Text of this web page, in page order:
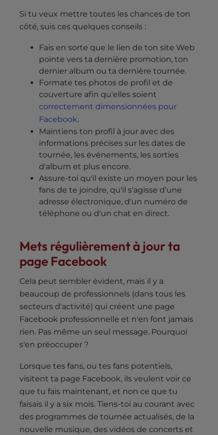
Si tu veux mettre toutes les chances de ton
côté, suis ces quelques conseils :
Fais en sorte que le lien de ton site Web
pointe vers ta dernière promotion, ton
dernier album ou ta dernière tournée.
Formate tes photos de profil et de
couverture afin qu'elles soient
correctement dimensionnées pour
Facebook.
Maintiens ton profil à jour avec des
informations précises sur les dates de
tournée, les événements, les sorties
d'album et plus encore.
Assure-toi qu'il existe un moyen pour les
fans de te joindre, qu'il s'agisse d'une
adresse électronique, d'un numéro de
téléphone ou d'un chat en direct.
Mets régulièrement à jour ta
page Facebook
Cela peut sembler évident, mais il y a
beaucoup de professionnels (dans tous les
secteurs d'activité) qui créent une page
Facebook professionnelle et n'en font jamais
rien. Pas même un seul message. Pourquoi
s'en préoccuper ?
Lorsque tes fans, ou tes fans potentiels,
visitent ta page Facebook, ils veulent voir ce
que tu fais maintenant, et non ce que tu
faisais il y a six mois. Tiens-toi au courant avec
des programmes de tournée actualisés, de la
nouvelle musique, des vidéos de concerts et